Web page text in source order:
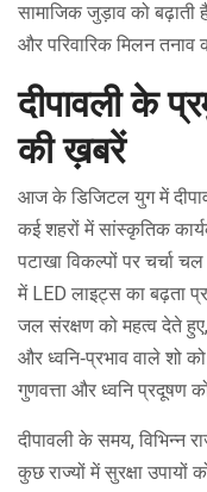
सामाजिक जुड़ाव को बढ़ाती
और परिवारिक मिलन तनाव
दीपावली के
की ख़बरें
आज के डिजिटल युग में
कई शहरों में सांस्कृतिक
पटाखा विकल्पों पर चर्चा
में LED लाइट्स का बढ़ता
जल संरक्षण को महत्व देते
और ध्वनि‑प्रभाव वाले शो
गुणवत्ता और ध्वनि प्रदूषण
दीपावली के समय, विभिन्न
कुछ राज्यों में सुरक्षा